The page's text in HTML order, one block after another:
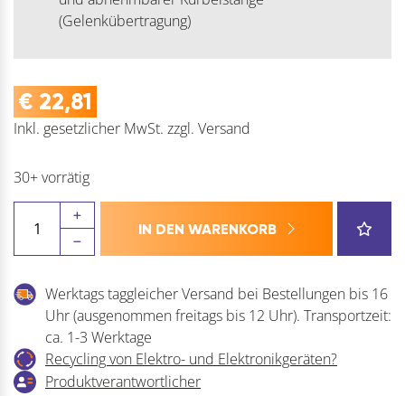
(Gelenkübertragung)
€ 22,81
Inkl. gesetzlicher MwSt. zzgl. Versand
30+ vorrätig
Kreuzgelenk
HAUTAU
FL
8/10,
verzinkt,
1
Stk
IN DEN WARENKORB
Werktags taggleicher Versand bei Bestellungen bis 16
Uhr (ausgenommen freitags bis 12 Uhr). Transportzeit:
ca. 1-3 Werktage
Recycling von Elektro- und Elektronikgeräten?
Produktverantwortlicher